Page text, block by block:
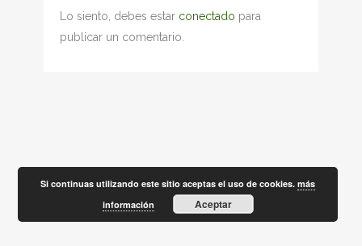
Lo siento, debes estar conectado para
publicar un comentario.
Si continuas utilizando este sitio aceptas el uso de cookies.más
información
Aceptar